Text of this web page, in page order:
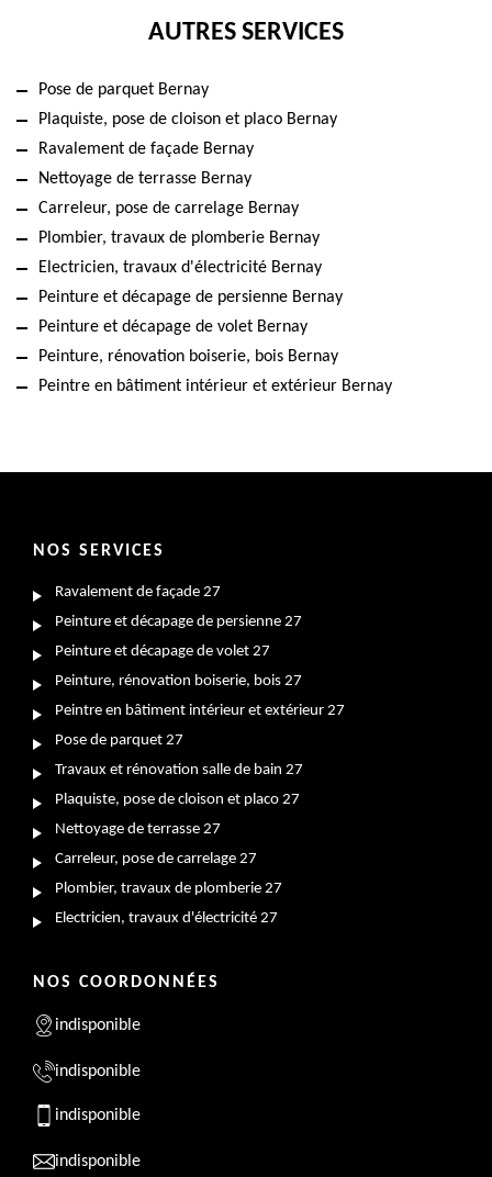
AUTRES SERVICES
Pose de parquet Bernay
Plaquiste, pose de cloison et placo Bernay
Ravalement de façade Bernay
Nettoyage de terrasse Bernay
Carreleur, pose de carrelage Bernay
Plombier, travaux de plomberie Bernay
Electricien, travaux d'électricité Bernay
Peinture et décapage de persienne Bernay
Peinture et décapage de volet Bernay
Peinture, rénovation boiserie, bois Bernay
Peintre en bâtiment intérieur et extérieur Bernay
NOS SERVICES
Ravalement de façade 27
Peinture et décapage de persienne 27
Peinture et décapage de volet 27
Peinture, rénovation boiserie, bois 27
Peintre en bâtiment intérieur et extérieur 27
Pose de parquet 27
Travaux et rénovation salle de bain 27
Plaquiste, pose de cloison et placo 27
Nettoyage de terrasse 27
Carreleur, pose de carrelage 27
Plombier, travaux de plomberie 27
Electricien, travaux d'électricité 27
NOS COORDONNÉES
indisponible
indisponible
indisponible
indisponible